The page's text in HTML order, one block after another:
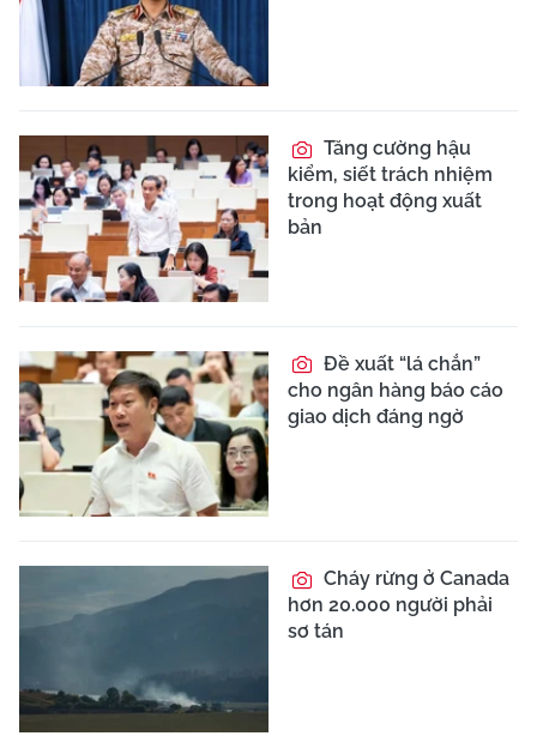
Tăng cường hậu
kiểm, siết trách nhiệm
trong hoạt động xuất
bản
Đề xuất “lá chắn”
cho ngân hàng báo cáo
giao dịch đáng ngờ
Cháy rừng ở Canada
hơn 20.000 người phải
sơ tán